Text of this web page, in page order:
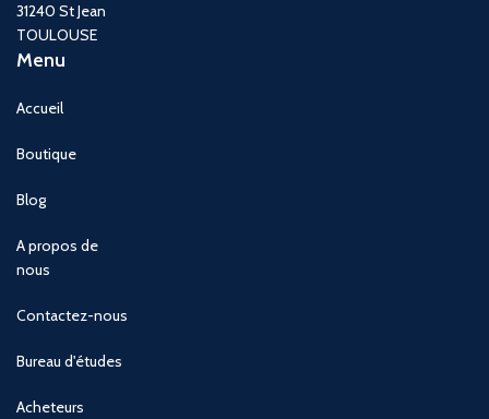
31240 St Jean
TOULOUSE
Menu
Accueil
Boutique
Blog
A propos de
nous
Contactez-nous
Bureau d'études
Acheteurs